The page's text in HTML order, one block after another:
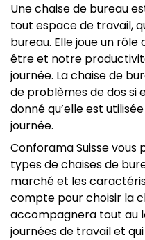
Une chaise de bureau
tout espace de travail,
bureau. Elle joue un
être et notre
journée. La chaise de
de problèmes de dos si
donné qu’elle est
journée.
Conforama Suisse
types de chaises de
marché et les
compte pour choisir la
accompagnera tout au
journées de travail et